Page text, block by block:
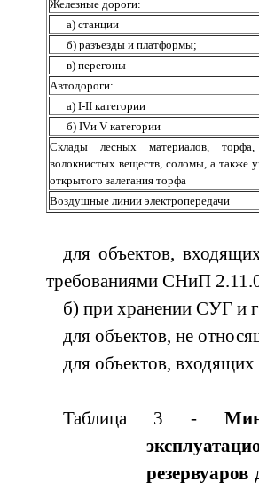
Железные дороги:
а) станции
б) разъезды и платформы;
в) перегоны
Автодороги:
а) I-II категории
б) IVи V категории
Склады лесных материалов,
волокнистых веществ, соломы, а также
открытого залегания торфа
Воздушные линии электропередачи
для объектов,
требованиями СНиП
б) при хранении СУГ и
для объектов, не
для объектов,
Таблица 3 -